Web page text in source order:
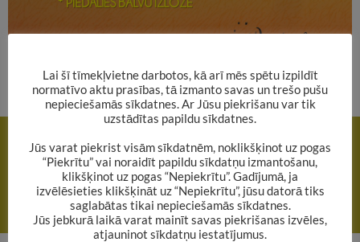
navigācija
Piedalies patriotiskās dzejas konkursā “Manai pilsētai” arī Tu!
NĀKAMAIS RAKSTS
Aicinām uz Tēva dienai veltītu dienu Bērnu literatūras nodaļā
Lai šī tīmekļvietne darbotos, kā arī mēs spētu izpildīt
normatīvo aktu prasības, tā izmanto savas un trešo pušu
nepieciešamās sīkdatnes. Ar Jūsu piekrišanu var tik
uzstādītas papildu sīkdatnes.
Jūs varat piekrist visām sīkdatnēm, noklikšķinot uz pogas
“Piekrītu” vai noraidīt papildu sīkdatņu izmantošanu,
klikšķinot uz pogas “Nepiekrītu”. Gadījumā, ja
izvēlēsieties klikšķināt uz “Nepiekrītu”, jūsu datorā tiks
saglabātas tikai nepieciešamās sīkdatnes.
Jūs jebkurā laikā varat mainīt savas piekrišanas izvēles,
atjauninot sīkdatņu iestatījumus.